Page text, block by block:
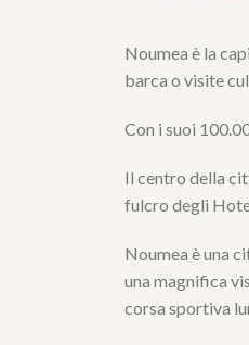
Noumea è la
barca o visite
Con i suoi
Il centro della
fulcro degli
Noumea è una
una magnifica
corsa sportiva